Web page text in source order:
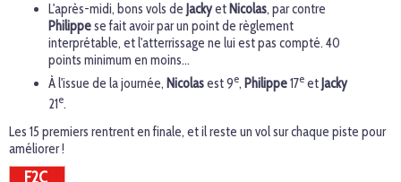
L'après-midi, bons vols de Jackyet Nicolas, par contre
Philippese fait avoir par un point de règlement
interprétable, et l'atterrissage ne lui est pas compté. 40
points minimum en moins...
À l'issue de la journée, Nicolasest 9e, Philippe17e et Jacky
21e.
Les 15 premiers rentrent en finale, et il reste un vol sur chaque piste pour
améliorer !
F2C